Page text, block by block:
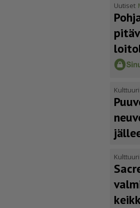
Uutiset
Kulttuuri
Kulttuuri